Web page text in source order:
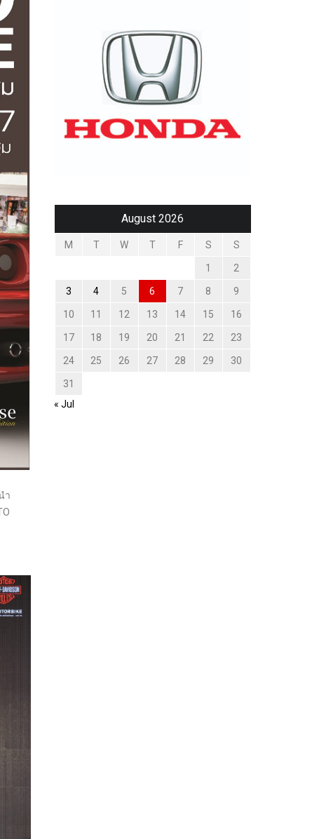
ำ
August 2026
M T W T F S S
1 2
3 4 5 6 7 8 9
10 11 12 13 14 15 16
17 18 19 20 21 22 23
24 25 26 27 28 29 30
31
« Jul